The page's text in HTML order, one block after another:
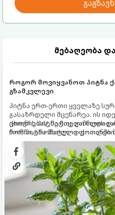
მებაღეობა
როგორ მოვიყვანოთ პიტნა
გზამკვლევი
პიტნა ერთ-ერთი ყველაზე
გასაზრდელი მცენარეა. ის
ცხოვრებას, მეტიც,
რომ პიტნა მხოლოდ ქოთანში
გრუნტში (ბაღში) დარგვისას
სწრაფად ვრცელდება და სხვა
ქოთნის პიტნა მთელი წლის
ნორჩი, არომატული
კერძებისთვის.